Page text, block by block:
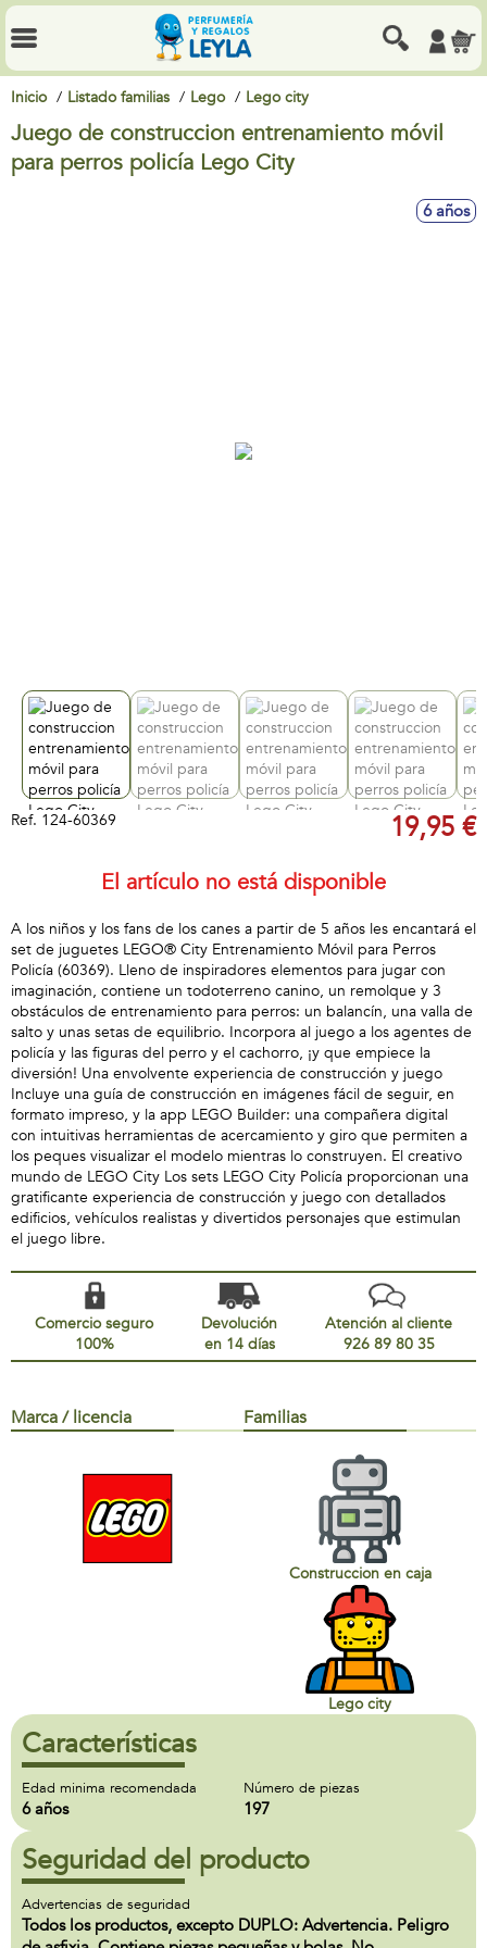
Inicio Listado familias Lego Lego city
Juego de construccion entrenamiento móvil
para perros policía Lego City
6 años
Ref. 124-60369 19,95 €
El artículo no está disponible
A los niños y los fans de los canes a partir de 5 años les encantará el
set de juguetes LEGO® City Entrenamiento Móvil para Perros
Policía (60369). Lleno de inspiradores elementos para jugar con
imaginación, contiene un todoterreno canino, un remolque y 3
obstáculos de entrenamiento para perros: un balancín, una valla de
salto y unas setas de equilibrio. Incorpora al juego a los agentes de
policía y las figuras del perro y el cachorro, ¡y que empiece la
diversión! Una envolvente experiencia de construcción y juego
Incluye una guía de construcción en imágenes fácil de seguir, en
formato impreso, y la app LEGO Builder: una compañera digital
con intuitivas herramientas de acercamiento y giro que permiten a
los peques visualizar el modelo mientras lo construyen. El creativo
mundo de LEGO City Los sets LEGO City Policía proporcionan una
gratificante experiencia de construcción y juego con detallados
edificios, vehículos realistas y divertidos personajes que estimulan
el juego libre.
Comercio seguro
100%
Devolución
en 14 días
Atención al cliente
926 89 80 35
Marca / licencia Familias
Construccion en caja
Lego city
Características
Edad minima recomendada
6 años
Número de piezas
197
Seguridad del producto
Advertencias de seguridad
Todos los productos, excepto DUPLO: Advertencia. Peligro